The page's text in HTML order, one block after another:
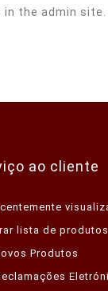
the admin site.
ao cliente
lista de produtos
Produtos